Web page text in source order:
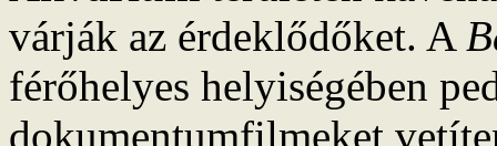
várják az érdeklődőket. A
férőhelyes helyiségében
dokumentumfilmeket